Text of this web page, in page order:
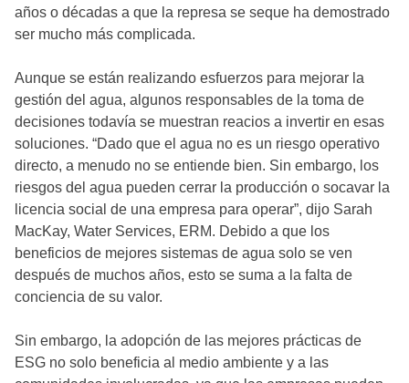
años o décadas a que la represa se seque ha demostrado
ser mucho más complicada.
Aunque se están realizando esfuerzos para mejorar la
gestión del agua, algunos responsables de la toma de
decisiones todavía se muestran reacios a invertir en esas
soluciones. “Dado que el agua no es un riesgo operativo
directo, a menudo no se entiende bien. Sin embargo, los
riesgos del agua pueden cerrar la producción o socavar la
licencia social de una empresa para operar”, dijo Sarah
MacKay, Water Services, ERM. Debido a que los
beneficios de mejores sistemas de agua solo se ven
después de muchos años, esto se suma a la falta de
conciencia de su valor.
Sin embargo, la adopción de las mejores prácticas de
ESG no solo beneficia al medio ambiente y a las